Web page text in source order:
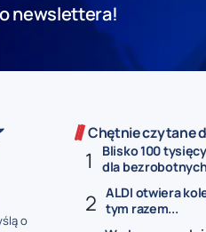
newslettera!
o
Chętnie czytane
Blisko 100
dla
ALDI otwiera
tym razem...